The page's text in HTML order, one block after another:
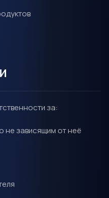
за:
не зависящим от неё